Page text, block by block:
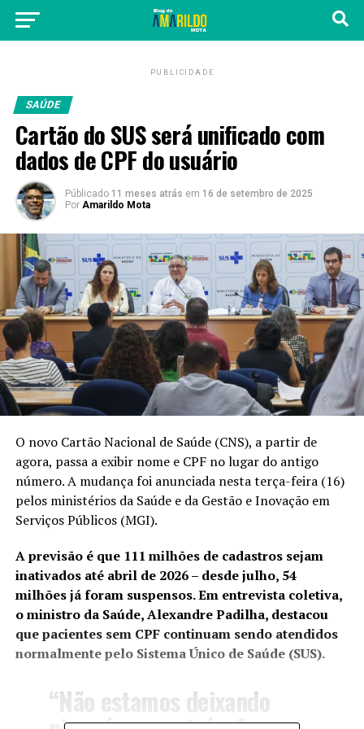
PUBLICIDADE
SAÚDE
Cartão do SUS será unificado com
dados de CPF do usuário
Públicado 11 meses atrás em 16 de setembro de 2025
Por Amarildo Mota
O novo Cartão Nacional de Saúde (CNS), a partir de
agora, passa a exibir nome e CPF no lugar do antigo
número. A mudança foi anunciada nesta terça-feira (16)
pelos ministérios da Saúde e da Gestão e Inovação em
Serviços Públicos (MGI).
A previsão é que 111 milhões de cadastros sejam
inativados até abril de 2026 – desde julho, 54
milhões já foram suspensos. Em entrevista coletiva,
o ministro da Saúde, Alexandre Padilha, destacou
que pacientes sem CPF continuam sendo atendidos
normalmente pelo Sistema Único de Saúde (SUS).
“Não estamos deixando